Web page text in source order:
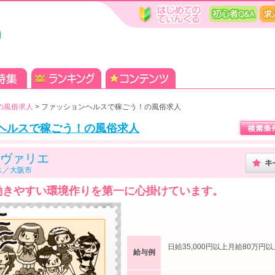
風俗求人 > ファッションヘルスで稼ごう！の風俗求人
ルスで稼ごう！の風俗求人
ァリエ
／大阪市
やすい環境作りを第一に心掛けています。
給与例
日給35,000円以上月給80万円以